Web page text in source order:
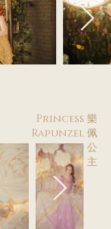
Princess 樂
Rapunzel 佩
公
主